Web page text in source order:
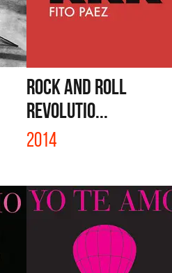
ROCK AND ROLL
REVOLUTIO...
2014